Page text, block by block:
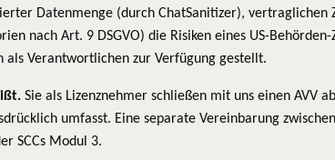
Datenmenge (durch ChatSanitizer),
nach Art. 9 DSGVO) die Risiken eines US-
Verantwortlichen zur Verfügung gestellt.
Sie als Lizenznehmer schließen mit uns einen AVV
umfasst. Eine separate Vereinbarung
SCCs Modul 3.